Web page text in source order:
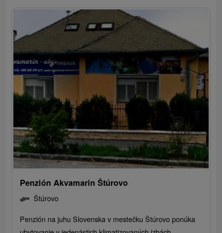
Penzión Akvamarin Štúrovo
Štúrovo
Penzión na juhu Slovenska v mestečku Štúrovo ponúka